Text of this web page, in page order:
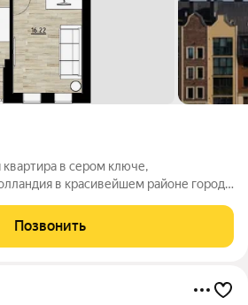
квартира в сером ключе,
в красивейшем районе города
года постройки. 3/4 этаж
Кухня
Позвонить